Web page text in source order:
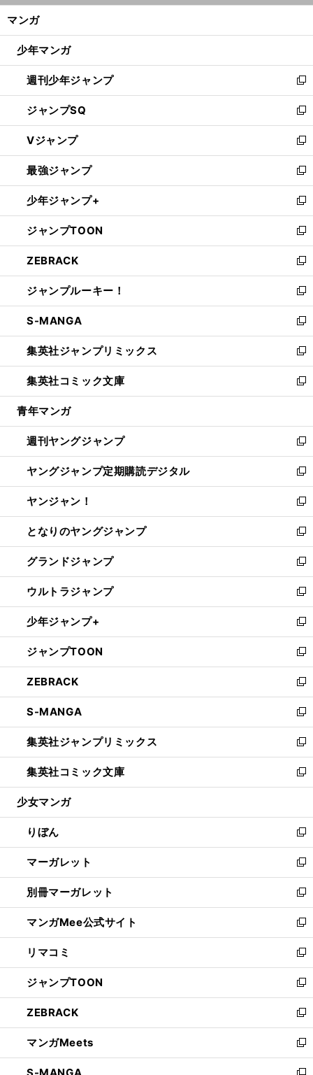
ン
ウ
開
く
マンガ
少年マンガ
週刊少年ジャンプ
新
し
い
ウ
ィ
ン
ド
ウ
で
開
く
ジャンプSQ
新
し
い
ウ
ィ
ン
ド
ウ
で
開
く
Vジャンプ
新
し
い
ウ
ィ
ン
ド
ウ
で
開
く
最強ジャンプ
新
し
い
ウ
ィ
ン
ド
ウ
で
開
く
少年ジャンプ+
新
し
い
ウ
ィ
ン
ド
ウ
で
開
く
ジャンプTOON
新
し
い
ウ
ィ
ン
ド
ウ
で
開
く
ZEBRACK
新
し
い
ウ
ィ
ン
ド
ウ
で
開
ジャンプルーキー！
新
し
い
ウ
ィ
ン
ド
ウ
開
く
S-MANGA
新
し
い
ウ
ィ
ン
ウ
で
開
く
集英社ジャンプリミックス
新
し
い
ウ
ン
ド
ウ
で
開
く
集英社コミック文庫
新
し
ウ
ィ
ン
ド
ウ
で
開
く
青年マンガ
週刊ヤングジャンプ
新
し
い
ウ
ィ
ン
ド
ウ
で
開
く
ヤングジャンプ定期購読デジタル
新
し
い
ウ
ィ
ン
ド
ウ
で
開
く
ヤンジャン！
新
し
い
ウ
ィ
ン
ド
ウ
で
開
く
となりのヤングジャンプ
新
し
い
ウ
ィ
ン
ド
ウ
で
開
く
グランドジャンプ
新
し
い
ウ
ィ
ン
ド
ウ
で
開
く
ウルトラジャンプ
新
し
い
ウ
ィ
ン
ド
ウ
で
開
く
少年ジャンプ+
新
し
い
ウ
ィ
ン
ド
ウ
で
開
く
ジャンプTOON
新
し
い
ウ
ィ
ン
ド
ウ
で
開
ZEBRACK
新
し
い
ウ
ィ
ン
ド
ウ
開
く
S-MANGA
新
し
い
ウ
ィ
ン
ウ
で
開
く
集英社ジャンプリミックス
新
し
い
ウ
ン
ド
ウ
で
開
く
集英社コミック文庫
新
し
ウ
ィ
ン
ド
ウ
で
開
く
少女マンガ
りぼん
新
し
い
ウ
ィ
ン
ド
ウ
で
開
く
マーガレット
新
し
い
ウ
ィ
ン
ド
ウ
で
開
く
別冊マーガレット
新
し
い
ウ
ィ
ン
ド
ウ
で
開
く
マンガMee公式サイト
新
し
い
ウ
ィ
ン
ド
ウ
で
開
く
リマコミ
新
し
い
ウ
ィ
ン
ド
ウ
ジャンプTOON
新
し
い
ウ
ィ
ン
ZEBRACK
新
し
い
ウ
マンガMeets
新
し